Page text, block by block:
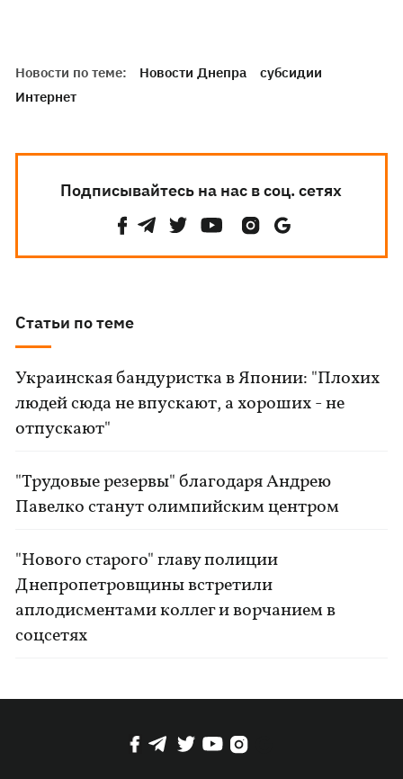
Новости по теме: Новости Днепра
субсидии
Интернет
Подписывайтесь на нас в соц. сетях
Статьи по теме
Украинская бандуристка в Японии: "Плохих
людей сюда не впускают, а хороших - не
отпускают"
"Трудовые резервы" благодаря Андрею
Павелко станут олимпийским центром
"Нового старого" главу полиции
Днепропетровщины встретили
аплодисментами коллег и ворчанием в
соцсетях